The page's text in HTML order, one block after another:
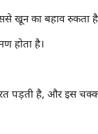
खून का बहाव
होता है।
पड़ती है, और इस